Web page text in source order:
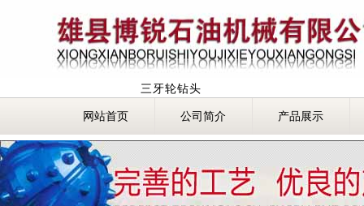
三牙轮钻头
网站首页 公司简介 产品展示